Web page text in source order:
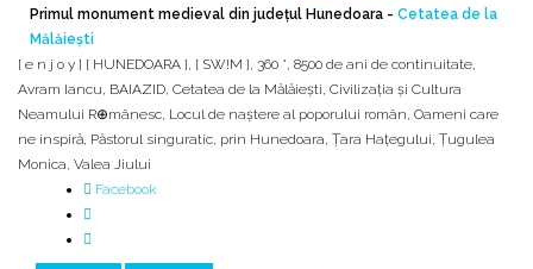
Primul monument medieval din județul Hunedoara - Cetatea de la
Mălăiești
[ e n j o y ] [ HUNEDOARA ], [ SW!M ], 360 °, 8500 de ani de continuitate,
Avram Iancu, BAIAZID, Cetatea de la Mălăiești, Civilizația și Cultura
Neamului R⊕mânesc, Locul de naştere al poporului român, Oameni care
ne inspiră, Păstorul singuratic, prin Hunedoara, Țara Hațegului, Țugulea
Monica, Valea Jiului
Facebook